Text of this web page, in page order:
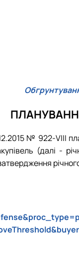
№ 922-VIII
(далі